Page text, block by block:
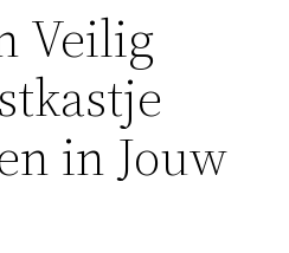
Veilig
in Jouw